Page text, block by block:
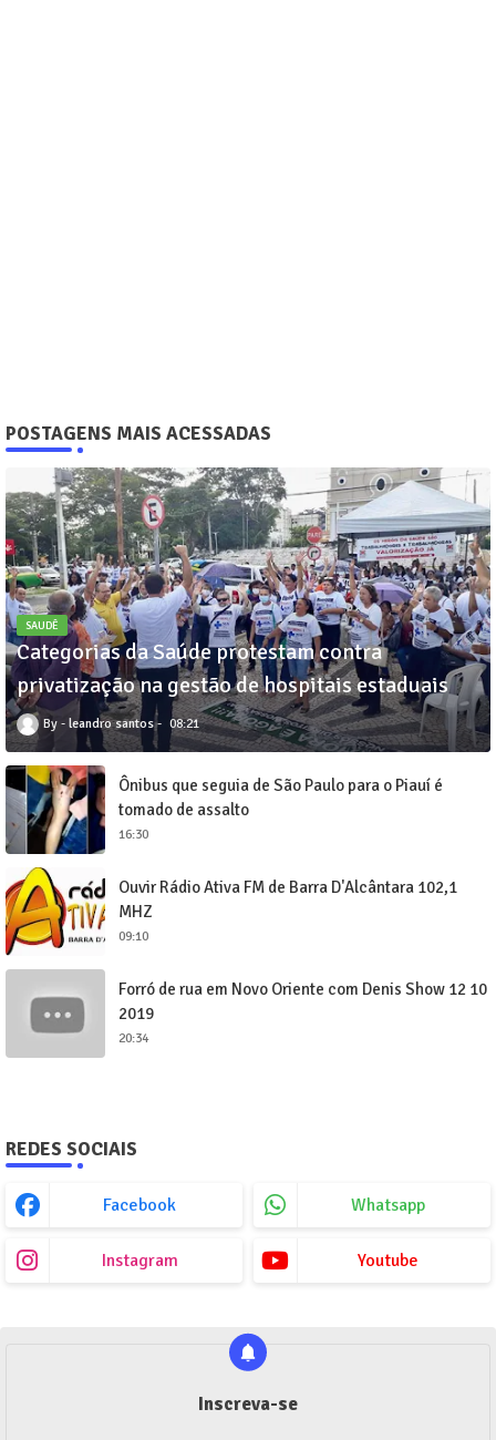
POSTAGENS MAIS ACESSADAS
SAUDÊ
Categorias da Saúde protestam contra
privatização na gestão de hospitais estaduais
leandro santos 08:21
Ônibus que seguia de São Paulo para o Piauí é
tomado de assalto
16:30
Ouvir Rádio Ativa FM de Barra D'Alcântara 102,1
MHZ
09:10
Forró de rua em Novo Oriente com Denis Show 12 10
2019
20:34
REDES SOCIAIS
Facebook Whatsapp
Instagram Youtube
Inscreva-se